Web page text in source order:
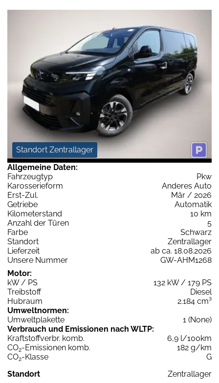
Standort Zentrallager
Allgemeine Daten:
Fahrzeugtyp
Pkw
Karosserieform
Anderes Auto
Erst-Zul.
Mär / 2026
Getriebe
Automatik
Kilometerstand
10 km
Anzahl der Türen
5
Farbe
Schwarz
Standort
Zentrallager
Lieferzeit
ab ca. 18.08.2026
Unsere Nummer
GW-AHM1268
Motor:
kW / PS
132 kW / 179 PS
Treibstoff
Diesel
Hubraum
2.184 cm³
Umweltnormen:
Umweltplakette
1 (None)
Verbrauch und Emissionen nach WLTP:
Kraftstoffverbr. komb.
6,9 l/100km
CO2-Emissionen komb.
182 g/km
CO2-Klasse
G
Standort
Zentrallager